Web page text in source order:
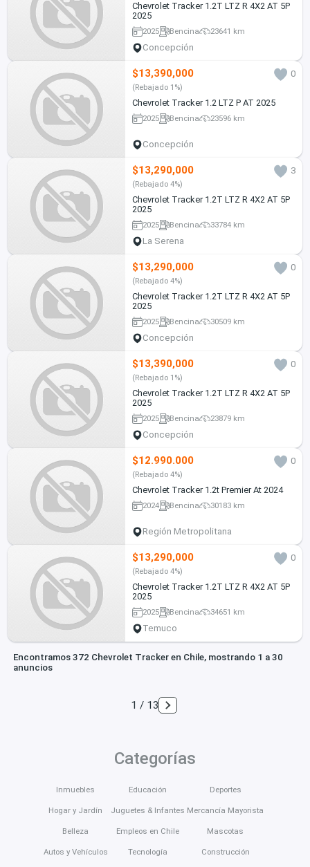
Chevrolet Tracker 1.2T LTZ R 4X2 AT 5P
2025
2025 Bencina 23641 km
Concepción
$13,390,000 0
(Rebajado 1%)
Chevrolet Tracker 1.2 LTZ P AT 2025
2025 Bencina 23596 km
Concepción
$13,290,000 3
(Rebajado 4%)
Chevrolet Tracker 1.2T LTZ R 4X2 AT 5P
2025
2025 Bencina 33784 km
La Serena
$13,290,000 0
(Rebajado 4%)
Chevrolet Tracker 1.2T LTZ R 4X2 AT 5P
2025
2025 Bencina 30509 km
Concepción
$13,390,000 0
(Rebajado 1%)
Chevrolet Tracker 1.2T LTZ R 4X2 AT 5P
2025
2025 Bencina 23879 km
Concepción
$12.990.000 0
(Rebajado 4%)
Chevrolet Tracker 1.2t Premier At 2024
2024 Bencina 30183 km
Región Metropolitana
$13,290,000 0
(Rebajado 4%)
Chevrolet Tracker 1.2T LTZ R 4X2 AT 5P
2025
2025 Bencina 34651 km
Temuco
Encontramos 372 Chevrolet Tracker en Chile, mostrando 1 a 30
anuncios
1 / 13
Categorías
Inmuebles
Hogar y Jardín
Belleza
Autos y Vehículos
Educación
Juguetes & Infantes
Empleos en Chile
Tecnología
Deportes
Mercancía Mayorista
Mascotas
Construcción